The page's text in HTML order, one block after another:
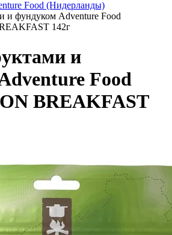
Food (Нидерланды)
и фундуком Adventure Food
142г
и
Food
BREAKFAST